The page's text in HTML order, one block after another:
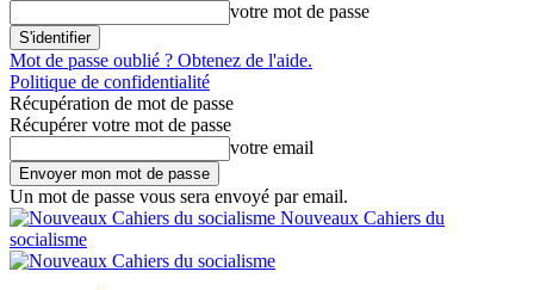
votre mot de passe
Mot de passe oublié ? Obtenez de l'aide.
Politique de confidentialité
Récupération de mot de passe
Récupérer votre mot de passe
votre email
Un mot de passe vous sera envoyé par email.
Nouveaux Cahiers du
socialisme